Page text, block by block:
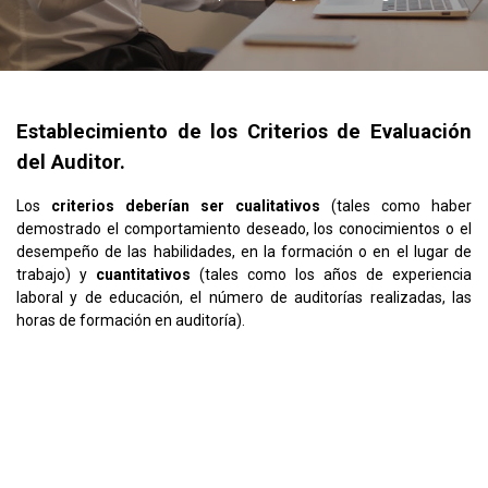
Establecimiento de los Criterios de Evaluación
del Auditor.
Los criterios deberían ser cualitativos (tales como haber
demostrado el comportamiento deseado, los conocimientos o el
desempeño de las habilidades, en la formación o en el lugar de
trabajo) y cuantitativos (tales como los años de experiencia
laboral y de educación, el número de auditorías realizadas, las
horas de formación en auditoría).